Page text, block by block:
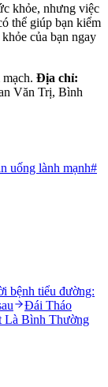
khỏe, nhưng việc
thể giúp bạn kiểm
của bạn ngay
Địa chỉ:
Văn Trị, Bình
uống lành mạnh#
bệnh tiểu đường:
Đái Tháo
Bình Thường